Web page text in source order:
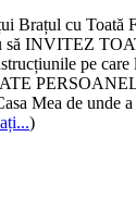
Brațul cu Toată
să INVITEZ
pe care
Mea de unde
)